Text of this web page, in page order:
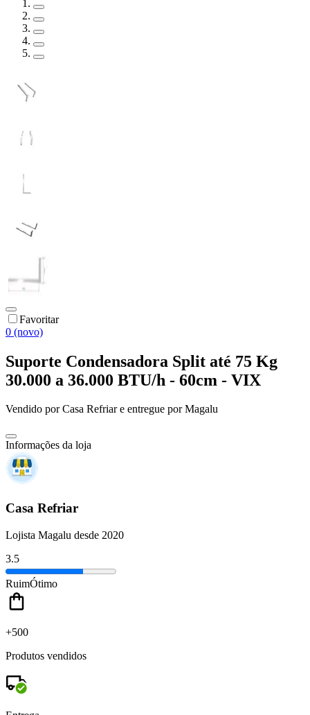
Favoritar
0 (novo)
Suporte Condensadora Split até 75 Kg
30.000 a 36.000 BTU/h - 60cm - VIX
Vendido porCasa Refriare entregue por Magalu
Informações da loja
Casa Refriar
Lojista Magalu desde 2020
3.5
RuimÓtimo
+500
Produtos vendidos